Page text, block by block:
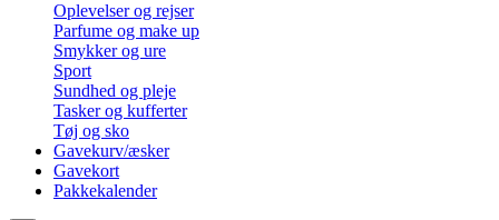
Oplevelser og rejser
Parfume og make up
Smykker og ure
Sport
Sundhed og pleje
Tasker og kufferter
Tøj og sko
Gavekurv/æsker
Gavekort
Pakkekalender